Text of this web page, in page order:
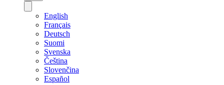
English
Français
Deutsch
Suomi
Svenska
Čeština
Slovenčina
Español